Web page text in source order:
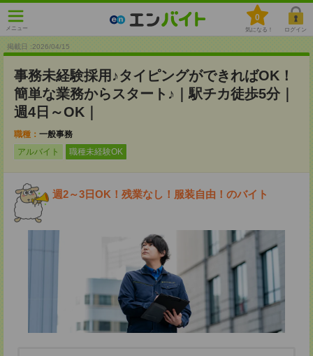
メニュー
0
気になる！ ログイン
掲載日 :2026/04/15
事務未経験採用♪タイピングができればOK！
簡単な業務からスタート♪｜駅チカ徒歩5分｜
週4日～OK｜
職種： 一般事務
アルバイト
職種未経験OK
週2～3日OK！残業なし！服装自由！のバイト